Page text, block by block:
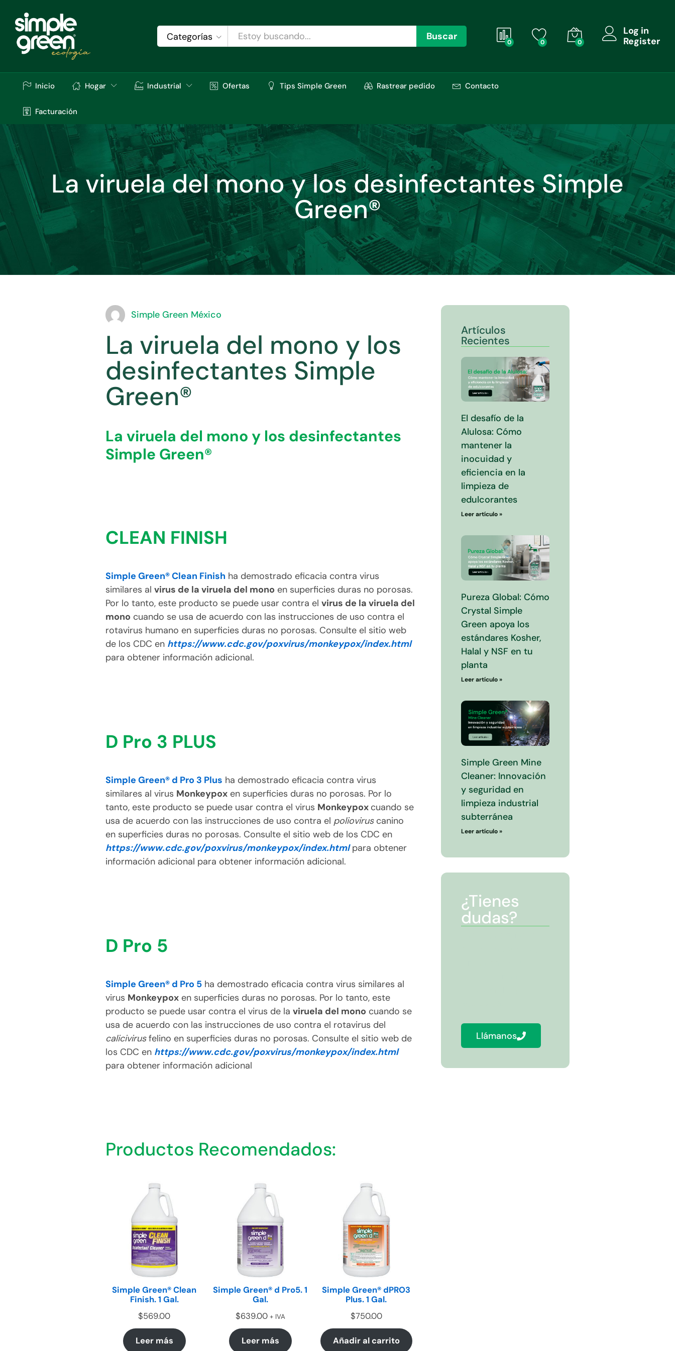
Categorías Buscar 0 0 0
Log in
Register
Inicio Hogar Industrial Ofertas Tips Simple Green Rastrear pedido Contacto
Facturación
La viruela del mono y los desinfectantes Simple
Green®
Simple Green México
La viruela del mono y los
desinfectantes Simple
Green®
La viruela del mono y los desinfectantes
Simple Green®
CLEAN FINISH
Simple Green® Clean Finish ha demostrado eficacia contra virus
similares al virus de la viruela del mono en superficies duras no porosas.
Por lo tanto, este producto se puede usar contra el virus de la viruela del
mono cuando se usa de acuerdo con las instrucciones de uso contra el
rotavirus humano en superficies duras no porosas. Consulte el sitio web
de los CDC en https://www.cdc.gov/poxvirus/monkeypox/index.html
para obtener información adicional.
D Pro 3 PLUS
Simple Green® d Pro 3 Plus ha demostrado eficacia contra virus
similares al virus Monkeypox en superficies duras no porosas. Por lo
tanto, este producto se puede usar contra el virus Monkeypox cuando se
usa de acuerdo con las instrucciones de uso contra el polioviruscanino
en superficies duras no porosas. Consulte el sitio web de los CDC en
https://www.cdc.gov/poxvirus/monkeypox/index.htmlpara obtener
información adicional para obtener información adicional.
D Pro 5
Simple Green® d Pro 5 ha demostrado eficacia contra virus similares al
virus Monkeypox en superficies duras no porosas. Por lo tanto, este
producto se puede usar contra el virus de la viruela del mono cuando se
usa de acuerdo con las instrucciones de uso contra el rotavirus del
calicivirusfelino en superficies duras no porosas. Consulte el sitio web de
los CDC en https://www.cdc.gov/poxvirus/monkeypox/index.html
para obtener información adicional
Productos Recomendados:
Simple Green® Clean
Finish. 1 Gal.
$569.00
Leer más
Simple Green® d Pro5. 1
Gal.
$639.00 + IVA
Leer más
Simple Green® dPRO3
Plus. 1 Gal.
$750.00
Añadir al carrito
Artículos
Recientes
El desafío de la
Alulosa: Cómo
mantener la
inocuidad y
eficiencia en la
limpieza de
edulcorantes
Leer artículo »
Pureza Global: Cómo
Crystal Simple
Green apoya los
estándares Kosher,
Halal y NSF en tu
planta
Leer artículo »
Simple Green Mine
Cleaner: Innovación
y seguridad en
limpieza industrial
subterránea
Leer artículo »
¿Tienes
dudas?
Llámanos